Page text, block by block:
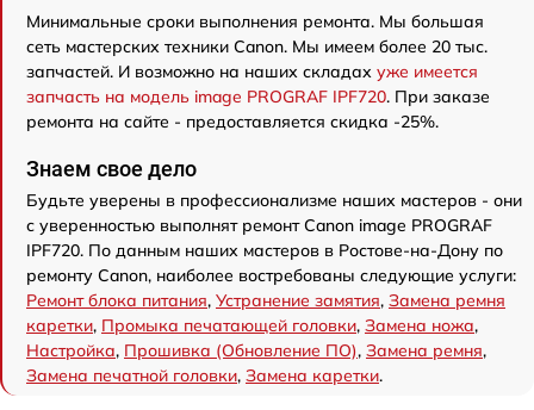
Минимальные сроки выполнения ремонта. Мы большая
сеть мастерских техники Canon. Мы имеем более 20 тыс.
запчастей. И возможно на наших складах уже имеется
запчасть на модель image PROGRAF IPF720. При заказе
ремонта на сайте - предоставляется скидка -25%.
Знаем свое дело
Будьте уверены в профессионализме наших мастеров - они
с уверенностью выполнят ремонт Canon image PROGRAF
IPF720. По данным наших мастеров в Ростове-на-Дону по
ремонту Canon, наиболее востребованы следующие услуги:
Ремонт блока питания, Устранение замятия, Замена ремня
каретки, Промыка печатающей головки, Замена ножа,
Настройка, Прошивка (Обновление ПО), Замена ремня,
Замена печатной головки, Замена каретки.